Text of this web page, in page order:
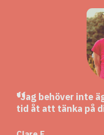
"Jag behöver inte
tid åt att tänka på